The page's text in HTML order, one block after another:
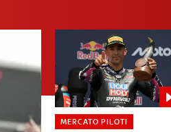
MERCATO PILOTI